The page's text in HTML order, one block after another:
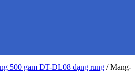
500 gam ĐT-DL08 dạng rung /Mang-